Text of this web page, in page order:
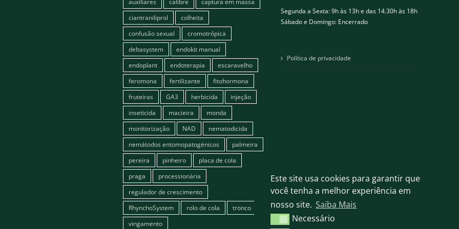
Este site usa cookies para garantir que
você tenha a melhor experiência em
nosso site. Saiba Mais
Necessário
Necessário
ciantraniliprol
colheita
confusão sexual
cromotrópica
deltasystem
endokit manual
endoplant
endoterapia
escaravelho
feromona
fertilizante
fitohormona
fruteiras
GA3 herbicida
injeção
inseticida
macieira
monda
monitorização
NAD
nematodicida
nemátodos entomopatogénicos
palmeira
pereira
pinheiro
placa de cola
praga
processionária
regulador de crescimento
RhynchoSystem
rolo de cola
tronco
vingamento
Segunda a Sexta: 9h às 13h e das 14.30h às 18h
Sábado e Domingo: Encerrado
Política de privacidade